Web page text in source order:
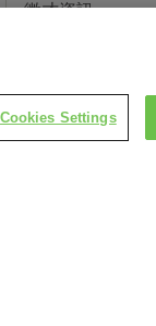
徵才資訊
Cookies Settings